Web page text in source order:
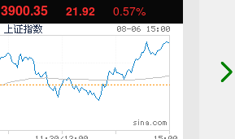
3900.35 21.92 0.57%